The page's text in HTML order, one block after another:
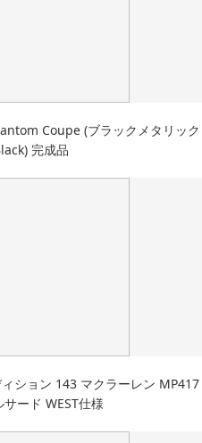
Coupe (ブラックメタリック
完成品
ション 143 マクラーレン MP417
ード WEST仕様